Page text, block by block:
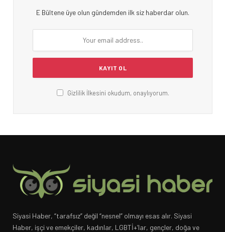
E Bültene üye olun gündemden ilk siz haberdar olun.
Gizlilik İlkesini okudum, onaylıyorum.
Siyasi Haber, “tarafsız” değil “nesnel” olmayı esas alır. Siyasi
Haber, işçi ve emekçiler, kadınlar, LGBTİ+’lar, gençler, doğa ve